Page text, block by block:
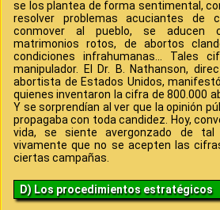
se los plantea de forma sentimental,
resolver problemas acuciantes de
conmover al pueblo, se aducen
matrimonios rotos, de abortos
condiciones infrahumanas... Tales
manipulador. El Dr. B. Nathanson,
abortista de Estados Unidos,
quienes inventaron la cifra de 800.000
Y se sorprendían al ver que la opinión
propagaba con toda candidez. Hoy,
vida, se siente avergonzado de tal
vivamente que no se acepten las
ciertas campañas.
D) Los procedimientos estratégicos